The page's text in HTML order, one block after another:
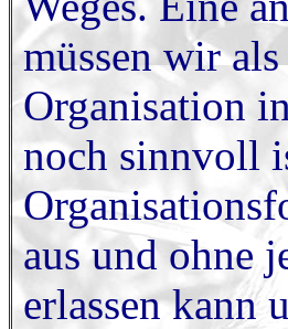
müssen wir
Organisation
noch sinnvoll
aus und ohne
erlassen kann